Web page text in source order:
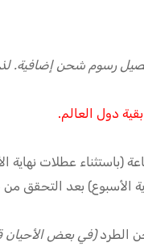
رسوم شحن إضافية.
دول العالم.
الأسبوع) بعد التحقق
الطرد(في بعض الأحيان